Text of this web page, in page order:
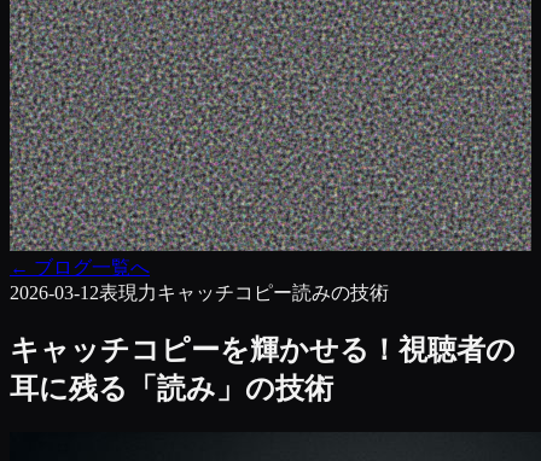
← ブログ一覧へ
2026-03-12表現力キャッチコピー読みの技術
キャッチコピーを輝かせる！視聴者の
耳に残る「読み」の技術